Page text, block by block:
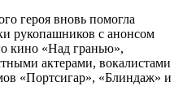
героя вновь помогла
рукопашников с анонсом
кино «Над гранью»,
актерами, вокалистами
«Портсигар», «Блиндаж» и